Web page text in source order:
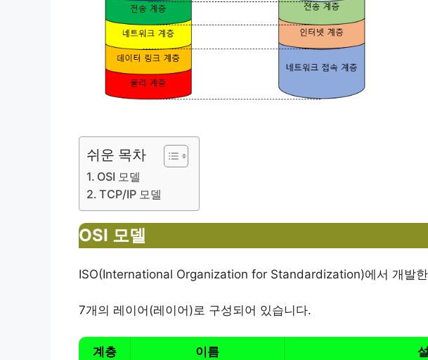
쉬운 목차
OSI 모델
TCP/IP 모델
OSI 모델
ISO(International Organization for Standardization)에서 개발
7개의 레이어(레이어)로 구성되어 있습니다.
계층 이름